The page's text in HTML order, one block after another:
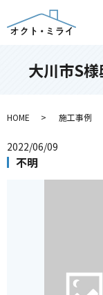
大川市S
HOME 施工事例
2022/06/09
不明